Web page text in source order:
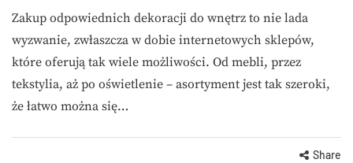
Zakup odpowiednich dekoracji do wnętrz to nie lada
wyzwanie, zwłaszcza w dobie internetowych sklepów,
które oferują tak wiele możliwości. Od mebli, przez
tekstylia, aż po oświetlenie – asortyment jest tak szeroki,
że łatwo można się…
Share